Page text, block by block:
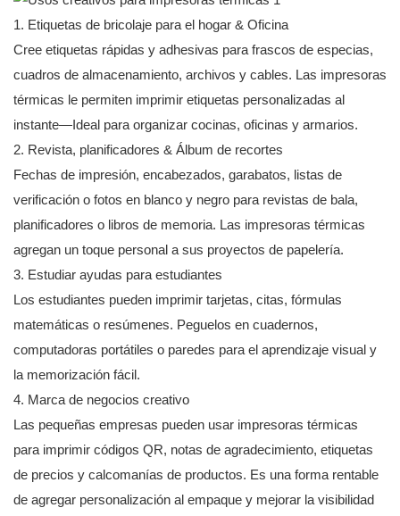
1. Etiquetas de bricolaje para el hogar & Oficina
Cree etiquetas rápidas y adhesivas para frascos de especias,
cuadros de almacenamiento, archivos y cables. Las impresoras
térmicas le permiten imprimir etiquetas personalizadas al
instante—Ideal para organizar cocinas, oficinas y armarios.
2. Revista, planificadores & Álbum de recortes
Fechas de impresión, encabezados, garabatos, listas de
verificación o fotos en blanco y negro para revistas de bala,
planificadores o libros de memoria. Las impresoras térmicas
agregan un toque personal a sus proyectos de papelería.
3. Estudiar ayudas para estudiantes
Los estudiantes pueden imprimir tarjetas, citas, fórmulas
matemáticas o resúmenes. Peguelos en cuadernos,
computadoras portátiles o paredes para el aprendizaje visual y
la memorización fácil.
4. Marca de negocios creativo
Las pequeñas empresas pueden usar impresoras térmicas
para imprimir códigos QR, notas de agradecimiento, etiquetas
de precios y calcomanías de productos. Es una forma rentable
de agregar personalización al empaque y mejorar la visibilidad